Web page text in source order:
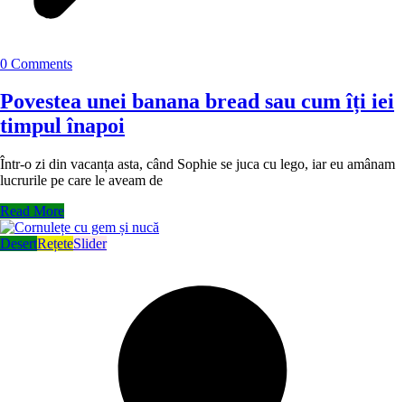
0 Comments
Povestea unei banana bread sau cum îți iei
timpul înapoi
Într-o zi din vacanța asta, când Sophie se juca cu lego, iar eu amânam
lucrurile pe care le aveam de
Read More
DesertRețeteSlider